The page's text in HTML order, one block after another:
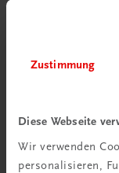
Zustimmung
Diese Webseite
Wir verwenden
personalisieren,